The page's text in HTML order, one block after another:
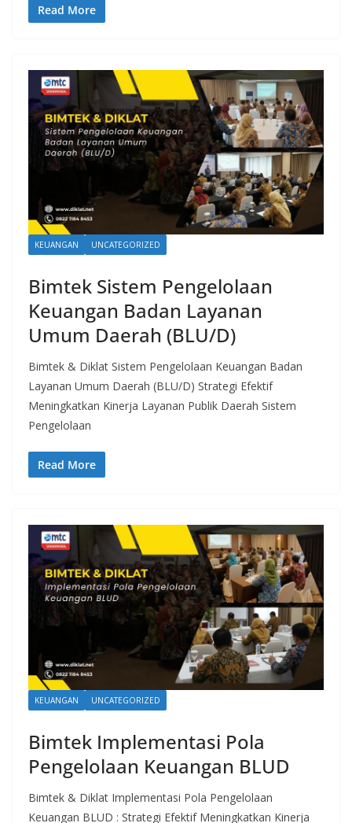
Read More
KEUANGAN UNCATEGORIZED
Bimtek Sistem Pengelolaan
Keuangan Badan Layanan
Umum Daerah (BLU/D)
Bimtek & Diklat Sistem Pengelolaan Keuangan Badan
Layanan Umum Daerah (BLU/D) Strategi Efektif
Meningkatkan Kinerja Layanan Publik Daerah Sistem
Pengelolaan
Read More
KEUANGAN UNCATEGORIZED
Bimtek Implementasi Pola
Pengelolaan Keuangan BLUD
Bimtek & Diklat Implementasi Pola Pengelolaan
Keuangan BLUD : Strategi Efektif Meningkatkan Kinerja